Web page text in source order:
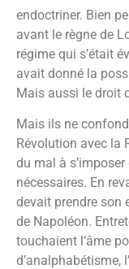
endoctriner. Bien
avant le règne de
régime qui s’était
avait donné la
Mais aussi le droit
Mais ils ne
Révolution avec la
du mal à
nécessaires. En
devait prendre son
de Napoléon.
touchaient l’âme
d’analphabétisme,